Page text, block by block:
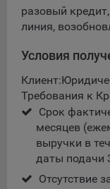
отключения
выбор
версии страниц.
Помимо
персональных
всех или
браузера.
5.1. Обеспечение
числе
разовый
линия,
Условия
Требования к
Срок
месяцев
выручки в
даты подачи
Отсутствие